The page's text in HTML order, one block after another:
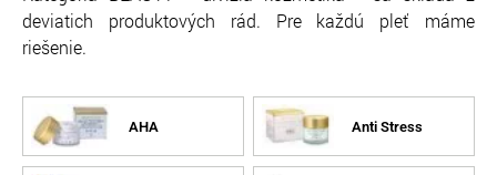
deviatich produktových rád. Pre každú pleť máme
riešenie.
AHA Anti Stress